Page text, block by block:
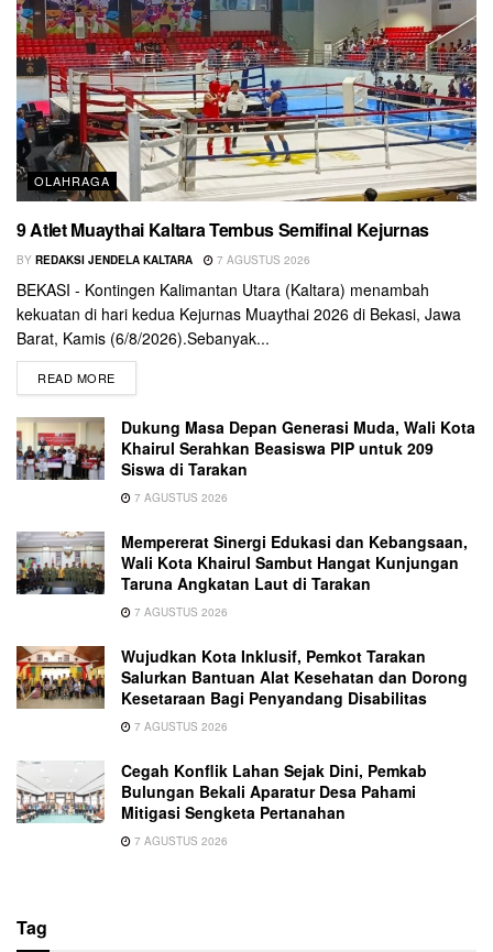
OLAHRAGA
9 Atlet Muaythai Kaltara Tembus Semifinal Kejurnas
BY REDAKSI JENDELA KALTARA 7 AGUSTUS 2026
BEKASI - Kontingen Kalimantan Utara (Kaltara) menambah
kekuatan di hari kedua Kejurnas Muaythai 2026 di Bekasi, Jawa
Barat, Kamis (6/8/2026).Sebanyak...
READ MORE
Dukung Masa Depan Generasi Muda, Wali Kota
Khairul Serahkan Beasiswa PIP untuk 209
Siswa di Tarakan
7 AGUSTUS 2026
Mempererat Sinergi Edukasi dan Kebangsaan,
Wali Kota Khairul Sambut Hangat Kunjungan
Taruna Angkatan Laut di Tarakan
7 AGUSTUS 2026
Wujudkan Kota Inklusif, Pemkot Tarakan
Salurkan Bantuan Alat Kesehatan dan Dorong
Kesetaraan Bagi Penyandang Disabilitas
7 AGUSTUS 2026
Cegah Konflik Lahan Sejak Dini, Pemkab
Bulungan Bekali Aparatur Desa Pahami
Mitigasi Sengketa Pertanahan
7 AGUSTUS 2026
Tag